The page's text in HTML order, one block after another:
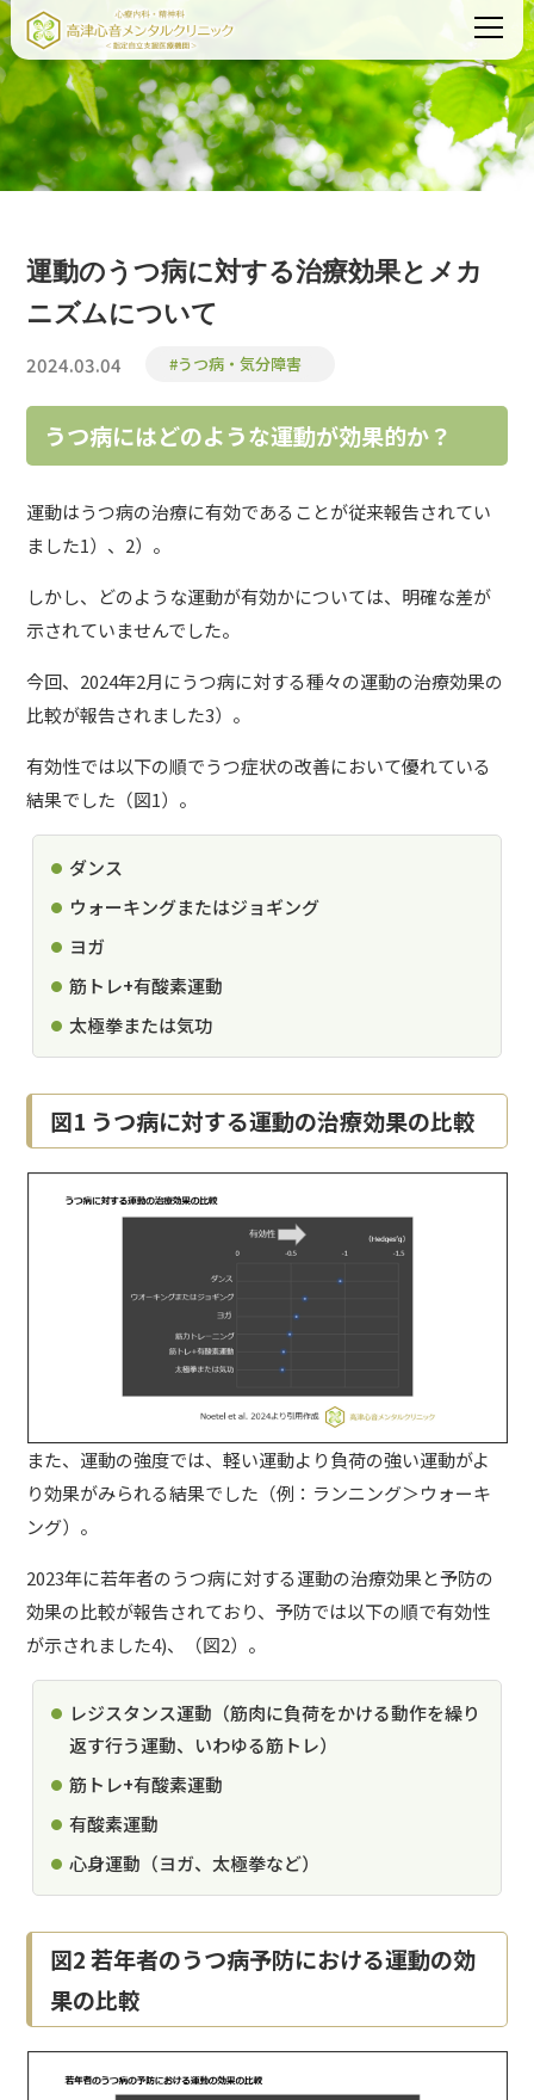
運動のうつ病に対する治療効果とメカ
ニズムについて
2024.03.04 #うつ病・気分障害
うつ病にはどのような運動が効果的か？
運動はうつ病の治療に有効であることが従来報告されてい
ました1）、2）。
しかし、どのような運動が有効かについては、明確な差が
示されていませんでした。
今回、2024年2月にうつ病に対する種々の運動の治療効果の
比較が報告されました3）。
有効性では以下の順でうつ症状の改善において優れている
結果でした（図1）。
ダンス
ウォーキングまたはジョギング
ヨガ
筋トレ+有酸素運動
太極拳または気功
図1 うつ病に対する運動の治療効果の比較
また、運動の強度では、軽い運動より負荷の強い運動がよ
り効果がみられる結果でした（例：ランニング＞ウォーキ
ング）。
2023年に若年者のうつ病に対する運動の治療効果と予防の
効果の比較が報告されており、予防では以下の順で有効性
が示されました4)、（図2）。
レジスタンス運動（筋肉に負荷をかける動作を繰り
返す行う運動、いわゆる筋トレ）
筋トレ+有酸素運動
有酸素運動
心身運動（ヨガ、太極拳など）
図2 若年者のうつ病予防における運動の効
果の比較